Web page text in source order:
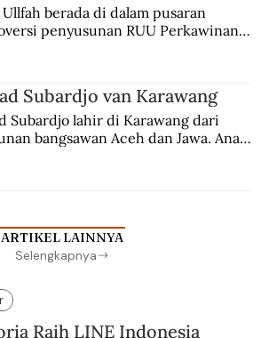
berada di dalam pusaran
penyusunan RUU Perkawinan.
Subardjo van Karawang
Subardjo lahir di Karawang dari
bangsawan Aceh dan Jawa. Anak
ARTIKEL LAINNYA
Selengkapnya
Raih LINE Indonesia